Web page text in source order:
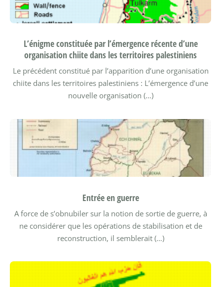
L’énigme constituée par l’émergence récente d’une
organisation chiite dans les territoires palestiniens
Le précédent constitué par l’apparition d’une organisation
chiite dans les territoires palestiniens : L’émergence d’une
nouvelle organisation (…)
Entrée en guerre
A force de s’obnubiler sur la notion de sortie de guerre, à
ne considérer que les opérations de stabilisation et de
reconstruction, il semblerait (…)